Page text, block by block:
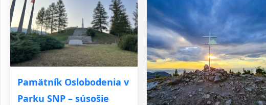
Pamätník Oslobodenia v
Parku SNP – súsošie